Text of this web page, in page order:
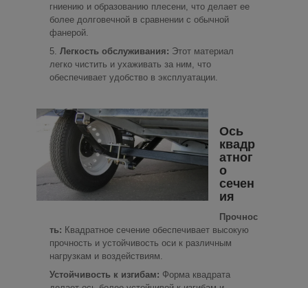
гниению и образованию плесени, что делает ее
более долговечной в сравнении с обычной
фанерой.
Легкость обслуживания: Этот материал
легко чистить и ухаживать за ним, что
обеспечивает удобство в эксплуатации.
Ось
квадр
атног
о
сечен
ия
Прочнос
ть: Квадратное сечение обеспечивает высокую
прочность и устойчивость оси к различным
нагрузкам и воздействиям.
Устойчивость к изгибам: Форма квадрата